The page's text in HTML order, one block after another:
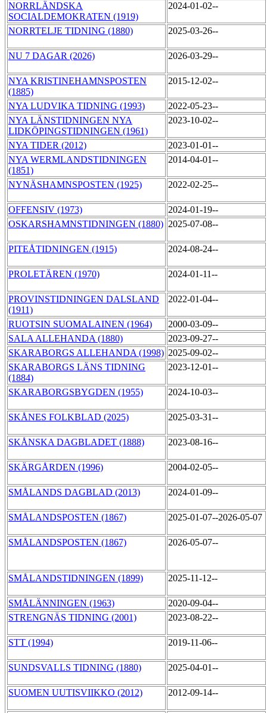
NORRLÄNDSKA
SOCIALDEMOKRATEN (1919)
2024-01-02--
NORRTELJE TIDNING (1880) 2025-03-26--
NU 7 DAGAR (2026) 2026-03-29--
NYA KRISTINEHAMNSPOSTEN
(1885)
2015-12-02--
NYA LUDVIKA TIDNING (1993)
2022-05-23--
NYA LÄNSTIDNINGEN NYA
LIDKÖPINGSTIDNINGEN (1961)
2023-10-02--
NYA TIDER (2012)
2023-01-01--
NYA WERMLANDSTIDNINGEN
(1851)
2014-04-01--
NYNÄSHAMNSPOSTEN (1925) 2022-02-25--
OFFENSIV (1973)
2024-01-19--
OSKARSHAMNSTIDNINGEN (1880) 2025-07-08--
PITEÅTIDNINGEN (1915) 2024-08-24--
PROLETÄREN (1970) 2024-01-11--
PROVINSTIDNINGEN DALSLAND
(1911)
2022-01-04--
RUOTSIN SUOMALAINEN (1964)
2000-03-09--
SALA ALLEHANDA (1880)
2023-09-27--
SKARABORGS ALLEHANDA (1998) 2025-09-02--
SKARABORGS LÄNS TIDNING
(1884)
2023-12-01--
SKARABORGSBYGDEN (1955) 2024-10-03--
SKÅNES FOLKBLAD (2025) 2025-03-31--
SKÅNSKA DAGBLADET (1888) 2023-08-16--
SKÄRGÅRDEN (1996) 2004-02-05--
SMÅLANDS DAGBLAD (2013) 2024-01-09--
SMÅLANDSPOSTEN (1867) 2025-01-07--2026-05-07
SMÅLANDSPOSTEN (1867) 2026-05-07--
SMÅLANDSTIDNINGEN (1899) 2025-11-12--
SMÅLÄNNINGEN (1963)
2020-09-04--
STRENGNÄS TIDNING (2001)
2023-08-22--
STT (1994) 2019-11-06--
SUNDSVALLS TIDNING (1880) 2025-04-01--
SUOMEN UUTISVIIKKO (2012) 2012-09-14--